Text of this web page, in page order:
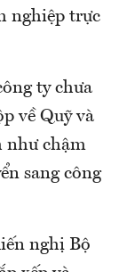
nghiệp trực
ty chưa
về Quỹ và
như chậm
sang công
nghị Bộ